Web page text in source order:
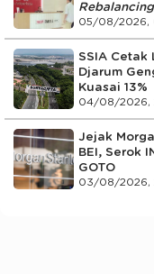
Rebalancing
05/08/2026,
SSIA Cetak
Djarum
Kuasai 13%
04/08/2026,
Jejak
BEI, Serok
GOTO
03/08/2026,